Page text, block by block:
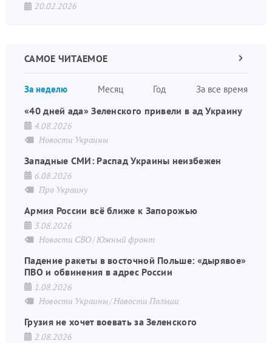
20.02.2026
САМОЕ ЧИТАЕМОЕ
За неделю Месяц Год За все время
Следующая
«40 дней ада» Зеленского привели в ад Украину
4.08.2026
Новости Украины
Западные СМИ: Распад Украины неизбежен
6.08.2026
Про Украину
Армия России всё ближе к Запорожью
3.08.2026
Новости СВО Южный фронт
Падение ракеты в восточной Польше: «дырявое»
ПВО и обвинения в адрес России
1.08.2026
Новости Украины Новости Польши
Грузия не хочет воевать за Зеленского
2.08.2026